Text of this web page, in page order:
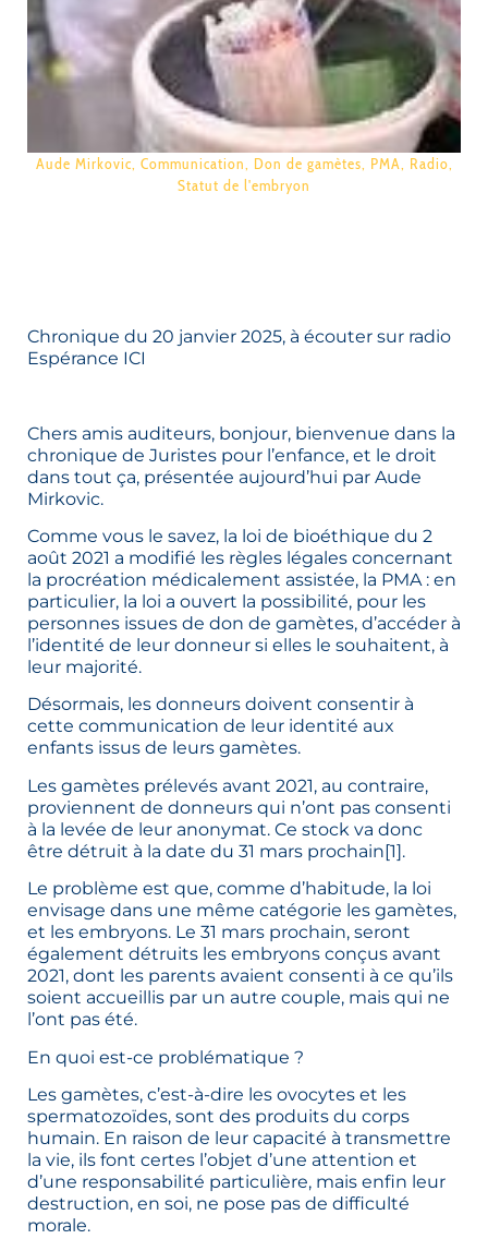
Aude Mirkovic, Communication, Don de gamètes, PMA, Radio,
Statut de l'embryon
Chronique du 20 janvier 2025, à écouter sur radio
Espérance ICI
Chers amis auditeurs, bonjour, bienvenue dans la
chronique de Juristes pour l’enfance, et le droit
dans tout ça, présentée aujourd’hui par Aude
Mirkovic.
Comme vous le savez, la loi de bioéthique du 2
août 2021 a modifié les règles légales concernant
la procréation médicalement assistée, la PMA : en
particulier, la loi a ouvert la possibilité, pour les
personnes issues de don de gamètes, d’accéder à
l’identité de leur donneur si elles le souhaitent, à
leur majorité.
Désormais, les donneurs doivent consentir à
cette communication de leur identité aux
enfants issus de leurs gamètes.
Les gamètes prélevés avant 2021, au contraire,
proviennent de donneurs qui n’ont pas consenti
à la levée de leur anonymat. Ce stock va donc
être détruit à la date du 31 mars prochain[1].
Le problème est que, comme d’habitude, la loi
envisage dans une même catégorie les gamètes,
et les embryons. Le 31 mars prochain, seront
également détruits les embryons conçus avant
2021, dont les parents avaient consenti à ce qu’ils
soient accueillis par un autre couple, mais qui ne
l’ont pas été.
En quoi est-ce problématique ?
Les gamètes, c’est-à-dire les ovocytes et les
spermatozoïdes, sont des produits du corps
humain. En raison de leur capacité à transmettre
la vie, ils font certes l’objet d’une attention et
d’une responsabilité particulière, mais enfin leur
destruction, en soi, ne pose pas de difficulté
morale.